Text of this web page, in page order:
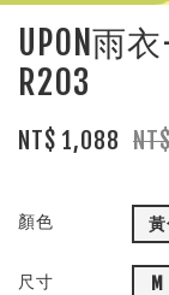
UPON雨
R203
NT$ 1,088
顏色
尺寸 M